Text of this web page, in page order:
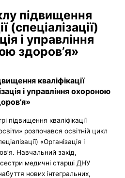
підвищення
(спеціалізації)
і управління
здоров’я»
кваліфікації
і управління охороною
підвищення кваліфікації
розпочався освітній цикл
«Організація і
Навчальний захід,
медичні старші ДНУ
нових інтегральних,